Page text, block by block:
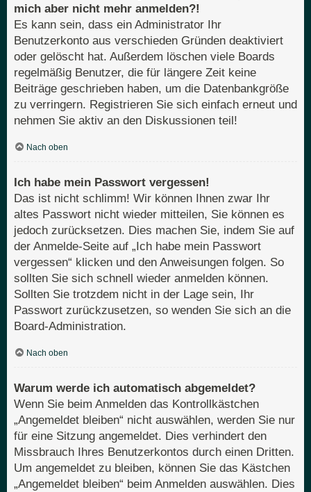
mich aber nicht mehr anmelden?!
Es kann sein, dass ein Administrator Ihr
Benutzerkonto aus verschieden Gründen deaktiviert
oder gelöscht hat. Außerdem löschen viele Boards
regelmäßig Benutzer, die für längere Zeit keine
Beiträge geschrieben haben, um die Datenbankgröße
zu verringern. Registrieren Sie sich einfach erneut und
nehmen Sie aktiv an den Diskussionen teil!
Nach oben
Ich habe mein Passwort vergessen!
Das ist nicht schlimm! Wir können Ihnen zwar Ihr
altes Passwort nicht wieder mitteilen, Sie können es
jedoch zurücksetzen. Dies machen Sie, indem Sie auf
der Anmelde-Seite auf „Ich habe mein Passwort
vergessen“ klicken und den Anweisungen folgen. So
sollten Sie sich schnell wieder anmelden können.
Sollten Sie trotzdem nicht in der Lage sein, Ihr
Passwort zurückzusetzen, so wenden Sie sich an die
Board-Administration.
Nach oben
Warum werde ich automatisch abgemeldet?
Wenn Sie beim Anmelden das Kontrollkästchen
„Angemeldet bleiben“ nicht auswählen, werden Sie nur
für eine Sitzung angemeldet. Dies verhindert den
Missbrauch Ihres Benutzerkontos durch einen Dritten.
Um angemeldet zu bleiben, können Sie das Kästchen
„Angemeldet bleiben“ beim Anmelden auswählen. Dies